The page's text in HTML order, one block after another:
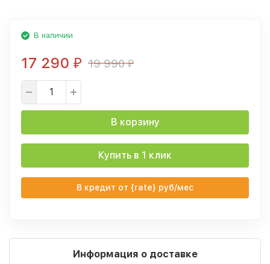
В наличии
17 290 ₽ 19 990₽
В корзину
Купить в 1 клик
В кредит от {rate} руб/мес
Информация о доставке